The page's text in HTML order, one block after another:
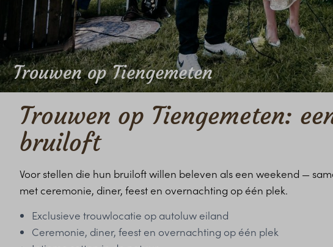
Trouwen op Tiengemeten
Trouwen op Tiengemeten:
bruiloft
Voor stellen die hun bruiloft willen beleven als een weekend —
met ceremonie, diner, feest en overnachting op één plek.
Exclusieve trouwlocatie op autoluw eiland
Ceremonie, diner, feest en overnachting op één plek